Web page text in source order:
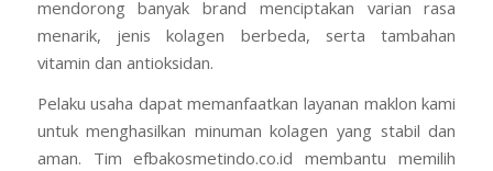
mendorong banyak brand menciptakan varian rasa
menarik, jenis kolagen berbeda, serta tambahan
vitamin dan antioksidan.
Pelaku usaha dapat memanfaatkan layanan maklon kami
untuk menghasilkan minuman kolagen yang stabil dan
aman. Tim efbakosmetindo.co.id membantu memilih